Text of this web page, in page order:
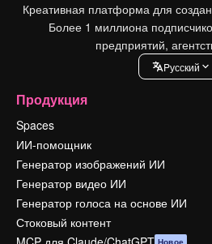
Креативная платформа для
Более 1 миллиона
предприятий,
Pусский
Продукция
Spaces
ИИ-помощник
Генератор изображений ИИ
Генератор видео ИИ
Генератор голоса на основе ИИ
Стоковый контент
Новое